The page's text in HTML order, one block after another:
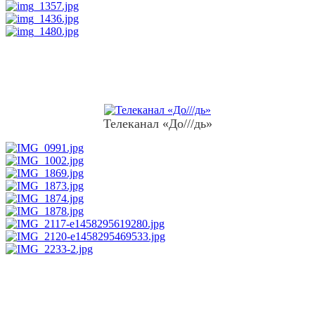
Телеканал «До///дь»